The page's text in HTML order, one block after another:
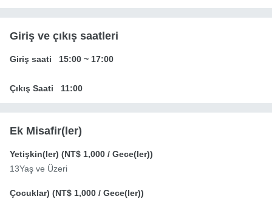
Giriş ve çıkış saatleri
Giriş saati 15:00 ~ 17:00
Çıkış Saati 11:00
Ek Misafir(ler)
Yetişkin(ler) (NT$ 1,000 / Gece(ler))
13Yaş ve Üzeri
Çocuklar) (NT$ 1,000 / Gece(ler))